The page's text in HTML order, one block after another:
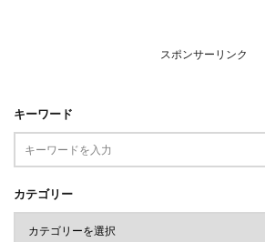
スポンサーリンク
キーワード
カテゴリー